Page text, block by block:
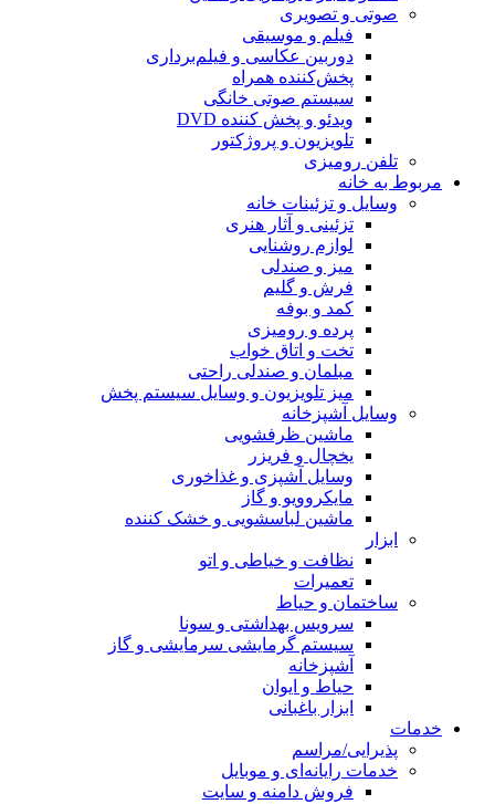
صوتی و تصویری
فیلم و موسیقی
دوربین عکاسی و فیلم‌برداری
پخش‌کننده همراه
سیستم صوتی خانگی
ویدئو و پخش کننده DVD
تلویزیون و پروژکتور
تلفن رومیزی
مربوط به خانه
وسایل و تزئینات خانه
تزئینی و آثار هنری
لوازم روشنایی
میز و صندلی
فرش و گلیم
کمد و بوفه
پرده و رومیزی
تخت و اتاق خواب
مبلمان و صندلی راحتی
میز تلویزیون و وسایل سیستم پخش
وسایل آشپزخانه
ماشین ظرفشویی
یخچال و فریزر
وسایل آشپزی و غذاخوری
مایکروویو و گاز
ماشین لباسشویی و خشک کننده
ابزار
نظافت و خیاطی و اتو
تعمیرات
ساختمان و حیاط
سرویس بهداشتی و سونا
سیستم گرمایشی سرمایشی و گاز
آشپزخانه
حیاط و ایوان
ابزار باغبانی
خدمات
پذیرایی/مراسم
خدمات رایانه‌ای و موبایل
فروش دامنه و سایت